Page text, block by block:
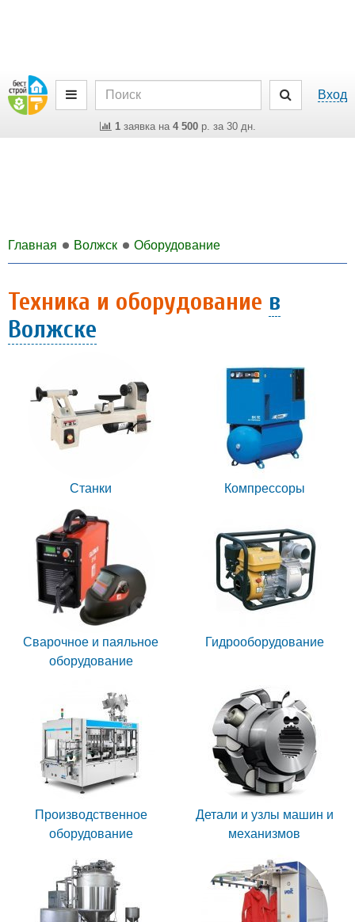
Вход
1заявка на 4 500р. за 30 дн.
Главная Волжск Оборудование
Техника и оборудование в
Волжске
Станки Компрессоры
Сварочное и паяльное
оборудование
Гидрооборудование
Производственное
оборудование
Детали и узлы машин и
механизмов